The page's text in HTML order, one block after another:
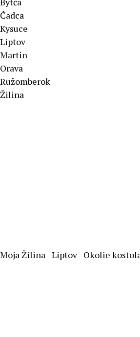
Čadca
Kysuce
Liptov
Martin
Orava
Ružomberok
Žilina
Moja Žilina Liptov Okolie